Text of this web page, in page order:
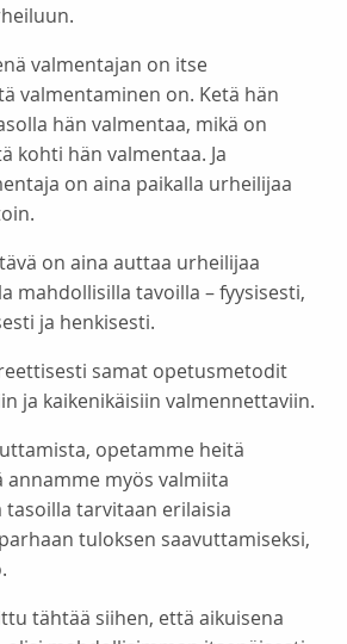
valmentajan on itse
valmentaminen on. Ketä hän
hän valmentaa, mikä on
kohti hän valmentaa. Ja
on aina paikalla urheilijaa
on aina auttaa urheilijaa
mahdollisilla tavoilla – fyysisesti,
ja henkisesti.
samat opetusmetodit
ja kaikenikäisiin valmennettaviin.
opetamme heitä
annamme myös valmiita
tasoilla tarvitaan erilaisia
tuloksen saavuttamiseksi,
tähtää siihen, että aikuisena